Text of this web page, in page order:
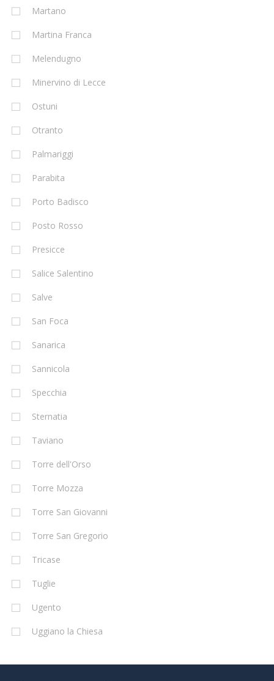
Martano
Martina Franca
Melendugno
Minervino di Lecce
Ostuni
Otranto
Palmariggi
Parabita
Porto Badisco
Posto Rosso
Presicce
Salice Salentino
Salve
San Foca
Sanarica
Sannicola
Specchia
Sternatia
Taviano
Torre dell'Orso
Torre Mozza
Torre San Giovanni
Torre San Gregorio
Tricase
Tuglie
Ugento
Uggiano la Chiesa